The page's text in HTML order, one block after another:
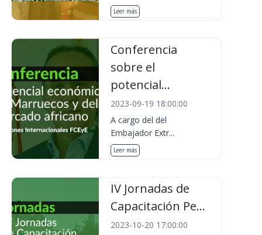
Leer más
Conferencia
sobre el
potencial...
2023-09-19 18:00:00
A cargo del del
Embajador Extr...
Leer más
IV Jornadas de
Capacitación Pe...
2023-10-20 17:00:00